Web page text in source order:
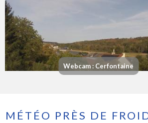
Webcam : Cerfontaine
MÉTÉO PRÈS DE